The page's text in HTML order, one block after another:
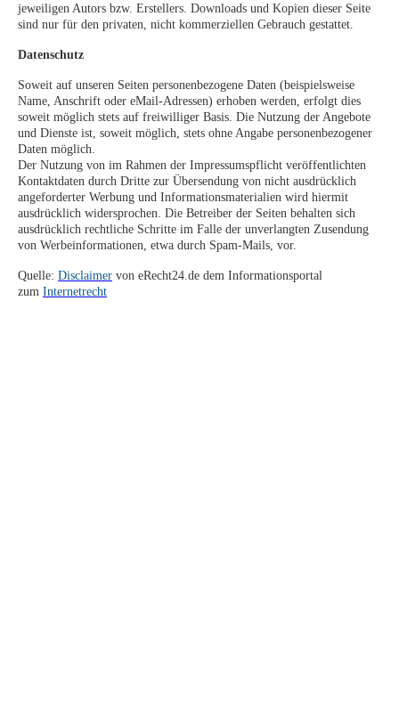
jeweiligen Autors bzw. Erstellers. Downloads und Kopien dieser Seite
sind nur für den privaten, nicht kommerziellen Gebrauch gestattet.
Datenschutz
Soweit auf unseren Seiten personenbezogene Daten (beispielsweise
Name, Anschrift oder eMail-Adressen) erhoben werden, erfolgt dies
soweit möglich stets auf freiwilliger Basis. Die Nutzung der Angebote
und Dienste ist, soweit möglich, stets ohne Angabe personenbezogener
Daten möglich.
Der Nutzung von im Rahmen der Impressumspflicht veröffentlichten
Kontaktdaten durch Dritte zur Übersendung von nicht ausdrücklich
angeforderter Werbung und Informationsmaterialien wird hiermit
ausdrücklich widersprochen. Die Betreiber der Seiten behalten sich
ausdrücklich rechtliche Schritte im Falle der unverlangten Zusendung
von Werbeinformationen, etwa durch Spam-Mails, vor.
Quelle: Disclaimer von eRecht24.de dem Informationsportal
zum Internetrecht